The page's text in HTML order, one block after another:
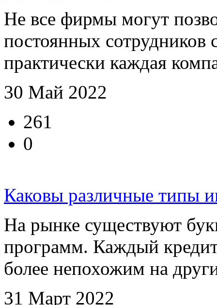
Не все фирмы могут
постоянных
практически каждая
30 Май 2022
261
0
Каковы различные типы
На рынке существуют
программ. Каждый
более непохожим на
31 Март 2022